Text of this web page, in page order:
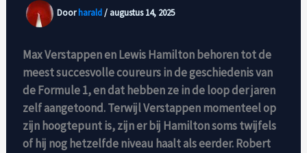
Doorharald/ augustus 14, 2025
Max Verstappen en Lewis Hamilton behoren tot de
meest succesvolle coureurs in de geschiedenis van
de Formule 1, en dat hebben ze in de loop der jaren
zelf aangetoond. Terwijl Verstappen momenteel op
zijn hoogtepunt is, zijn er bij Hamilton soms twijfels
of hij nog hetzelfde niveau haalt als eerder. Robert